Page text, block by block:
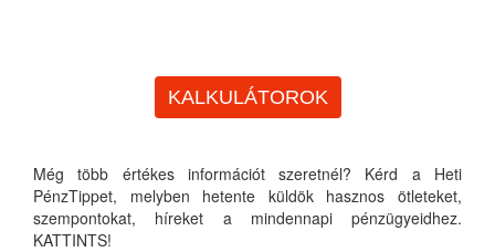
KALKULÁTOROK
Még több értékes információt szeretnél? Kérd a Heti
PénzTippet, melyben hetente küldök hasznos ötleteket,
szempontokat, híreket a mindennapi pénzügyeidhez.
KATTINTS!